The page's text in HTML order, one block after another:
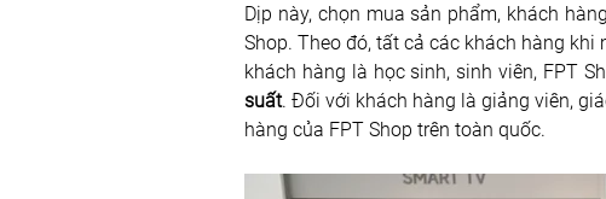
Dịp này, chọn mua sản phẩm, khách
Shop. Theo đó, tất cả các khách hàng
khách hàng là học sinh, sinh viên, FPT
suất. Đối với khách hàng là giảng viên,
hàng của FPT Shop trên toàn quốc.